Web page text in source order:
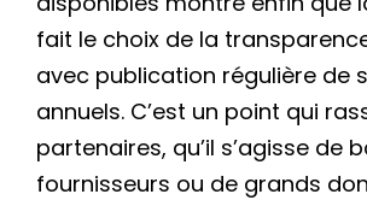
fait le choix de la
avec publication régulière de
annuels. C’est un point qui
partenaires, qu’il s’agisse de
fournisseurs ou de grands